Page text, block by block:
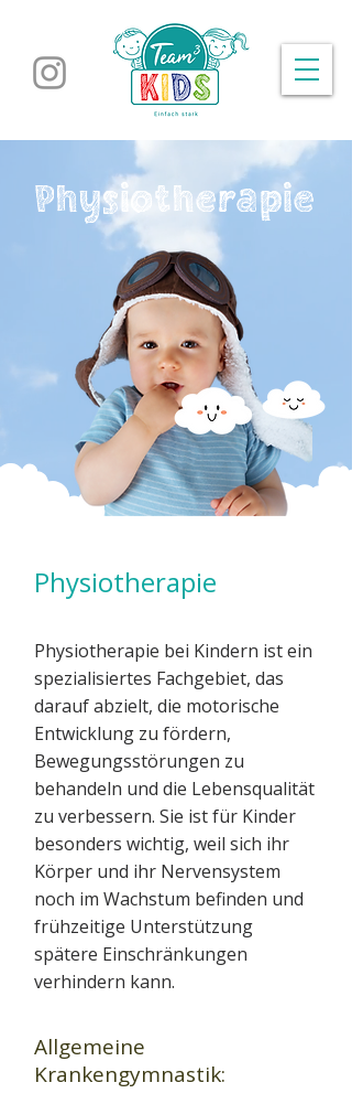
Physiotherapie
Physiotherapie
Physiotherapie bei Kindern ist ein
spezialisiertes Fachgebiet, das
darauf abzielt, die motorische
Entwicklung zu fördern,
Bewegungsstörungen zu
behandeln und die Lebensqualität
zu verbessern. Sie ist für Kinder
besonders wichtig, weil sich ihr
Körper und ihr Nervensystem
noch im Wachstum befinden und
frühzeitige Unterstützung
spätere Einschränkungen
verhindern kann.
Allgemeine
Krankengymnastik: